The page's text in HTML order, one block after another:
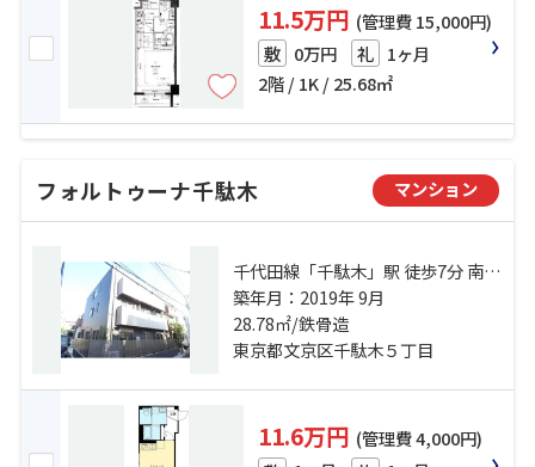
11.5万円 (管理費 15,000円)
敷 0万円 礼 1ヶ月
2階 / 1K / 25.68㎡
フォルトゥーナ千駄木 マンション
千代田線「千駄木」駅 徒歩7分 南北
線「本駒込」駅 徒歩8分 都営三田線
「白山」駅 徒歩12分
築年月：2019年 9月
28.78㎡/鉄骨造
東京都文京区千駄木５丁目
11.6万円 (管理費 4,000円)